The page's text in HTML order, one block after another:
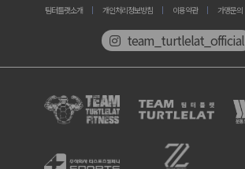
팀터틀랫소개 개인처리정보방침 이용약관 가맹문의
team_turtlelat_official